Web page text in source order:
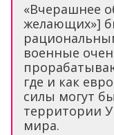
«Вчерашнее
желающих»]
военные
где и как
силы могут
территории
мира.